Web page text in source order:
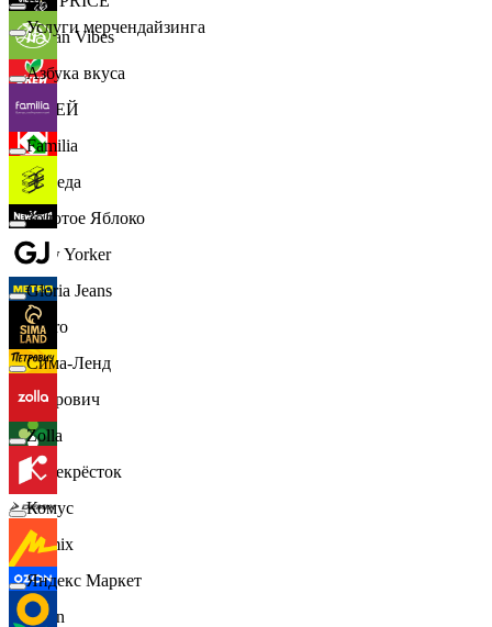
Urban Vibes
О'КЕЙ
Победа
New Yorker
Metro
Петрович
Перекрёсток
Demix
Ozon
Азбука вкуса
Familia
Золотое Яблоко
Gloria Jeans
Сима-Ленд
Zolla
Комус
Яндекс Маркет
Услуги мерчендайзинга